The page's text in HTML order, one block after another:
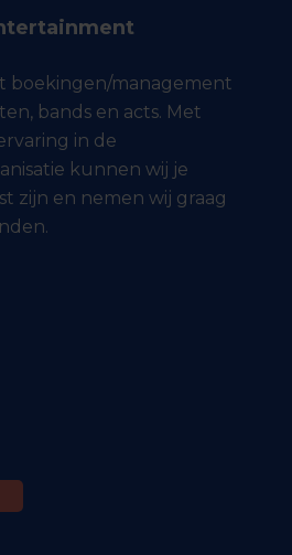
boekingen/management
bands en acts. Met
in de
kunnen wij je
zijn en nemen wij graag